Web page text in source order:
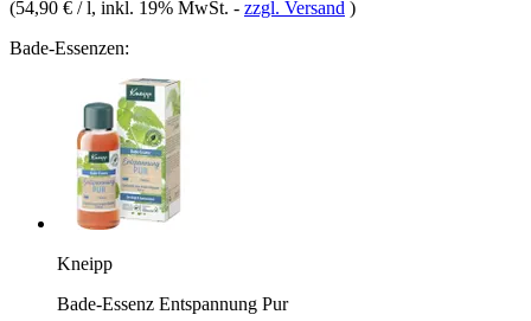
(54,90 € / l, inkl. 19% MwSt. - zzgl. Versand )
Bade-Essenzen:
Kneipp
Bade-Essenz Entspannung Pur